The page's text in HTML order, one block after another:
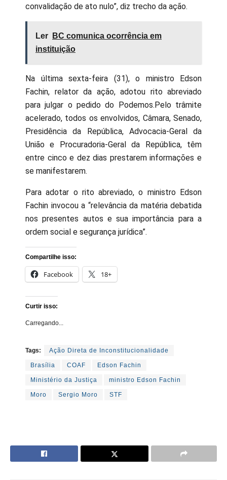
convalidação de ato nulo”, diz trecho da ação.
Ler
BC comunica ocorrência em
instituição
Na última sexta-feira (31), o ministro Edson
Fachin, relator da ação, adotou rito abreviado
para julgar o pedido do Podemos.Pelo trâmite
acelerado, todos os envolvidos, Câmara, Senado,
Presidência da República, Advocacia-Geral da
União e Procuradoria-Geral da República, têm
entre cinco e dez dias prestarem informações e
se manifestarem.
Para adotar o rito abreviado, o ministro Edson
Fachin invocou a “relevância da matéria debatida
nos presentes autos e sua importância para a
ordem social e segurança jurídica”.
Compartilhe isso:
Facebook 18+
Curtir isso:
Carregando...
Tags: Ação Direta de Inconstitucionalidade
Brasília COAF Edson Fachin
Ministério da Justiça ministro Edson Fachin
Moro Sergio Moro STF